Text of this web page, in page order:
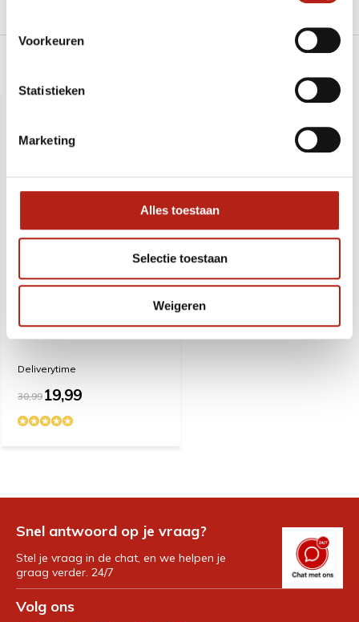
Voorkeuren
Statistieken
Marketing
Alles toestaan
Selectie toestaan
Weigeren
Basic Thaiboks broekje -
OP=OP Maat YS - 130 Cm
Deliverytime
30,9919,99
Snel antwoord op je vraag?
Stel je vraag in de chat, en we helpen je
graag verder. 24/7
Volg ons